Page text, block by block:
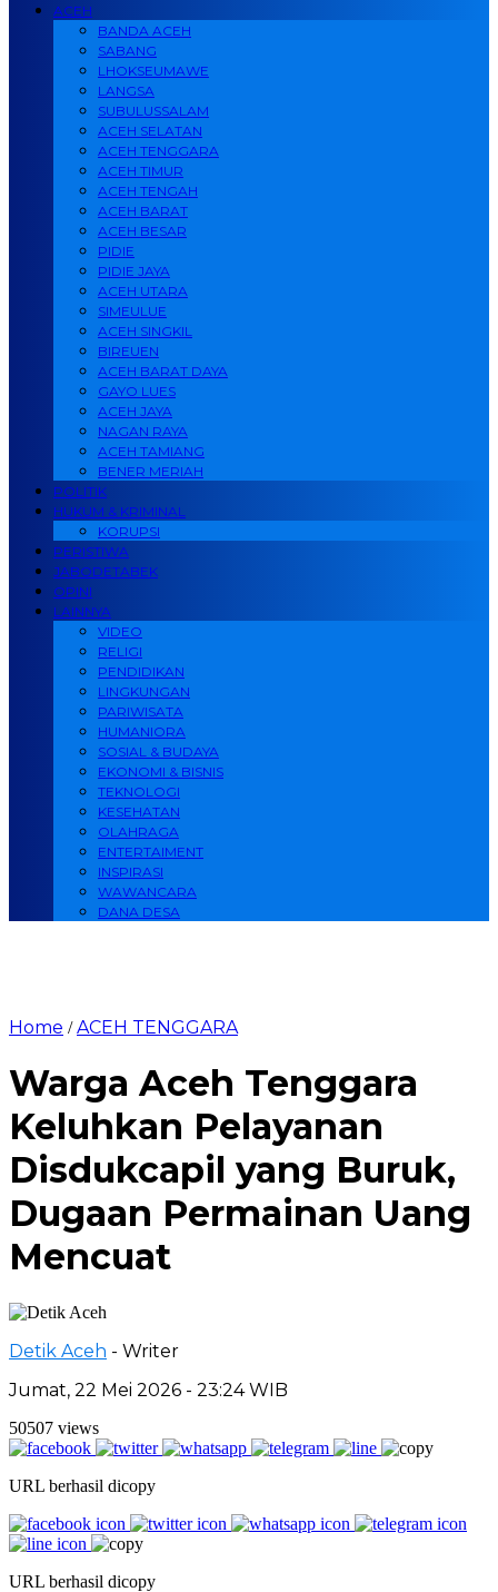
ACEH
BANDA ACEH
SABANG
LHOKSEUMAWE
LANGSA
SUBULUSSALAM
ACEH SELATAN
ACEH TENGGARA
ACEH TIMUR
ACEH TENGAH
ACEH BARAT
ACEH BESAR
PIDIE
PIDIE JAYA
ACEH UTARA
SIMEULUE
ACEH SINGKIL
BIREUEN
ACEH BARAT DAYA
GAYO LUES
ACEH JAYA
NAGAN RAYA
ACEH TAMIANG
BENER MERIAH
POLITIK
HUKUM & KRIMINAL
KORUPSI
PERISTIWA
JABODETABEK
OPINI
LAINNYA
VIDEO
RELIGI
PENDIDIKAN
LINGKUNGAN
PARIWISATA
HUMANIORA
SOSIAL & BUDAYA
EKONOMI & BISNIS
TEKNOLOGI
KESEHATAN
OLAHRAGA
ENTERTAIMENT
INSPIRASI
WAWANCARA
DANA DESA
Home /ACEH TENGGARA
Warga Aceh Tenggara
Keluhkan Pelayanan
Disdukcapil yang Buruk,
Dugaan Permainan Uang
Mencuat
Detik Aceh - Writer
Jumat, 22 Mei 2026 - 23:24 WIB
50507 views
URL berhasil dicopy
URL berhasil dicopy